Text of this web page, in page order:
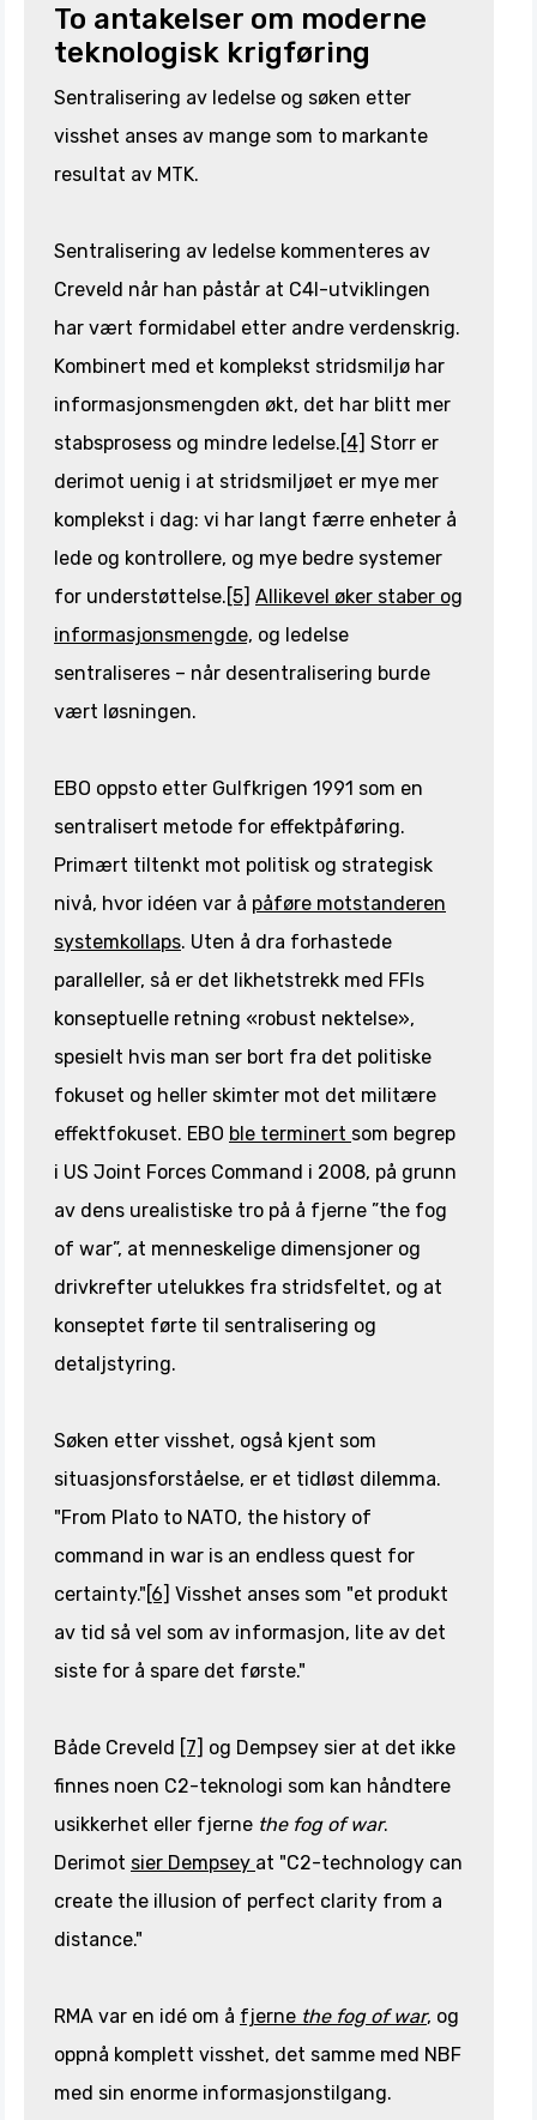
To antakelser om moderne
teknologisk krigføring
Sentralisering av ledelse og søken etter
visshet anses av mange som to markante
resultat av MTK.
Sentralisering av ledelse kommenteres av
Creveld når han påstår at C4I-utviklingen
har vært formidabel etter andre verdenskrig.
Kombinert med et komplekst stridsmiljø har
informasjonsmengden økt, det har blitt mer
stabsprosess og mindre ledelse.[4] Storr er
derimot uenig i at stridsmiljøet er mye mer
komplekst i dag: vi har langt færre enheter å
lede og kontrollere, og mye bedre systemer
for understøttelse.[5] Allikevel øker staber og
informasjonsmengde, og ledelse
sentraliseres – når desentralisering burde
vært løsningen.
EBO oppsto etter Gulfkrigen 1991 som en
sentralisert metode for effektpåføring.
Primært tiltenkt mot politisk og strategisk
nivå, hvor idéen var å påføre motstanderen
systemkollaps. Uten å dra forhastede
paralleller, så er det likhetstrekk med FFIs
konseptuelle retning «robust nektelse»,
spesielt hvis man ser bort fra det politiske
fokuset og heller skimter mot det militære
effektfokuset. EBO ble terminert som begrep
i US Joint Forces Command i 2008, på grunn
av dens urealistiske tro på å fjerne ”the fog
of war”, at menneskelige dimensjoner og
drivkrefter utelukkes fra stridsfeltet, og at
konseptet førte til sentralisering og
detaljstyring.
Søken etter visshet, også kjent som
situasjonsforståelse, er et tidløst dilemma.
"From Plato to NATO, the history of
command in war is an endless quest for
certainty."[6] Visshet anses som "et produkt
av tid så vel som av informasjon, lite av det
siste for å spare det første."
Både Creveld [7] og Dempsey sier at det ikke
finnes noen C2-teknologi som kan håndtere
usikkerhet eller fjerne the fog of war.
Derimot sier Dempsey at "C2-technology can
create the illusion of perfect clarity from a
distance."
RMA var en idé om å fjerne the fog of war, og
oppnå komplett visshet, det samme med NBF
med sin enorme informasjonstilgang.